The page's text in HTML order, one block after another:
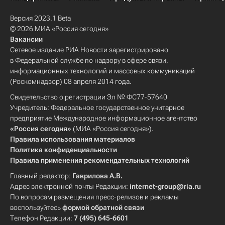
Версия 2023.1 Beta
© 2026 МИА «Россия сегодня»
Вакансии
Сетевое издание РИА Новости зарегистрировано
в Федеральной службе по надзору в сфере связи,
информационных технологий и массовых коммуникаций
(Роскомнадзор) 08 апреля 2014 года.
Свидетельство о регистрации Эл № ФС77-57640
Учредитель: Федеральное государственное унитарное
предприятие Международное информационное агентство
«Россия сегодня» (МИА «Россия сегодня»).
Правила использования материалов
Политика конфиденциальности
Правила применения рекомендательных технологий
Главный редактор: Гаврилова А.В.
Адрес электронной почты Редакции: internet-group@ria.ru
По вопросам размещения пресс-релизов и рекламы
воспользуйтесьформой обратной связи
Телефон Редакции: 7 (495) 645-6601